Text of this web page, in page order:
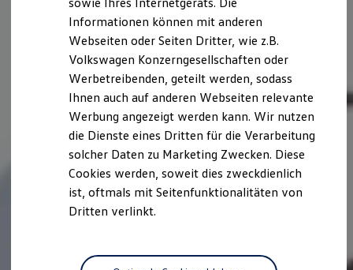
Ladelösungen für Privatkunden
Ladelösungen für Gewerbekunden
Wallbox und Ladekabel
Förderung & Kosten der Elektrofahrzeuge
Fördermöglichkeiten für Privatkunden
Fördermöglichkeiten für Gewerbekunden
Autonomes Fahren
Mehr zum ID. Buzz
Online Beratung
California Club
California Magazin & Ratgeber
Vanlife
California App
Informationen können mit anderen
Webseiten oder Seiten Dritter, wie z.B.
Volkswagen Konzerngesellschaften oder
Werbetreibenden, geteilt werden, sodass
Ihnen auch auf anderen Webseiten relevante
Werbung angezeigt werden kann. Wir nutzen
die Dienste eines Dritten für die Verarbeitung
solcher Daten zu Marketing Zwecken. Diese
Cookies werden, soweit dies zweckdienlich
ist, oftmals mit Seitenfunktionalitäten von
Dritten verlinkt.